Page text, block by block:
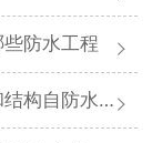
些防水工程
防水差在哪